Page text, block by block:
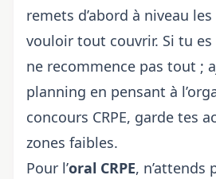
remets d’abord à niveau
vouloir tout couvrir. Si tu es
ne recommence pas tout ;
planning en pensant à
concours CRPE, garde tes
zones faibles.
Pour l’oral CRPE, n’attends